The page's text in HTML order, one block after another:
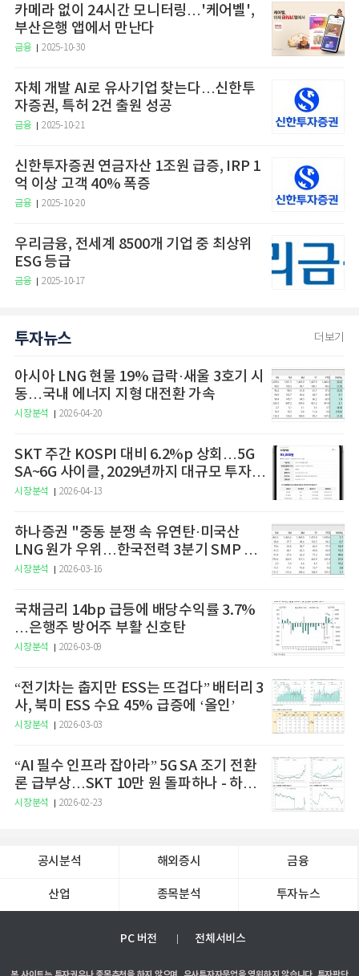
카메라 없이 24시간 모니터링…'케어벨',
부산은행 앱에서 만난다
금융 2025-10-30
자체 개발 AI로 유사기업 찾는다…신한투
자증권, 특허 2건 출원 성공
금융 2025-10-21
신한투자증권 연금자산 1조원 급증, IRP 1
억 이상 고객 40% 폭증
금융 2025-10-20
우리금융, 전세계 8500개 기업 중 최상위
ESG 등급
금융 2025-10-17
투자뉴스 더보기
아시아 LNG 현물 19% 급락·새울 3호기 시
동…국내 에너지 지형 대전환 가속
시장분석 2026-04-20
SKT 주간 KOSPI 대비 6.2%p 상회…5G
SA~6G 사이클, 2029년까지 대규모 투자
예고
시장분석 2026-04-13
하나증권 "중동 분쟁 속 유연탄·미국산
LNG 원가 우위…한국전력 3분기 SMP 상
승 전망"
시장분석 2026-03-16
국채금리 14bp 급등에 배당수익률 3.7%
…은행주 방어주 부활 신호탄
시장분석 2026-03-09
“전기차는 춥지만 ESS는 뜨겁다” 배터리 3
사, 북미 ESS 수요 45% 급증에 ‘올인’
시장분석 2026-03-03
“AI 필수 인프라 잡아라” 5G SA 조기 전환
론 급부상…SKT 10만 원 돌파하나 - 하나
증권
시장분석 2026-02-23
공시분석 해외증시 금융
산업 종목분석 투자뉴스
PC 버전 전체서비스